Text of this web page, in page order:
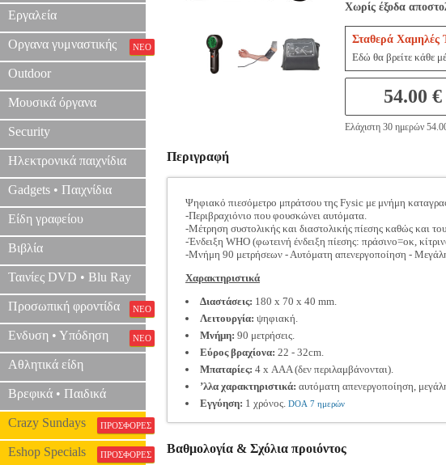
Εργαλεία
Οργανα γυμναστικής ΝΕΟ
Outdoor
Μουσικά όργανα
Security
Ηλεκτρονικά παιχνίδια
Gadgets • Παιχνίδια
Είδη γραφείου
Βιβλία
Ταινίες DVD • Blu Ray
Προσωπική φροντίδα ΝΕΟ
Ενδυση • Υπόδηση ΝΕΟ
Αθλητικά είδη
Βρεφικά • Παιδικά
Crazy Sundays ΠΡΟΣΦΟΡΕΣ
Eshop Specials ΠΡΟΣΦΟΡΕΣ
Χωρίς έξοδα
Σταθερά Χαμηλές
Εδώ θα βρείτε κάθε
54.00 €
Ελάχιστη 30 ημερών
Περιγραφή
Ψηφιακό πιεσόμετρο μπράτσου της Fysic με μνήμη
-Περιβραχιόνιο που φουσκώνει αυτόματα.
-Μέτρηση συστολικής και διαστολικής πίεσης καθώς και
-Ένδειξη WHO (φωτεινή ένδειξη πίεσης: πράσινο=οκ,
-Μνήμη 90 μετρήσεων - Αυτόματη απενεργοποίηση -
Χαρακτηριστικά
Διαστάσεις: 180 x 70 x 40 mm.
Λειτουργία: ψηφιακή.
Μνήμη: 90 μετρήσεις.
Εύρος βραχίονα: 22 - 32cm.
Μπαταρίες: 4 x ΑΑΑ (δεν περιλαμβάνονται).
’λλα χαρακτηριστικά: αυτόματη απενεργοποίηση,
Εγγύηση: 1 χρόνος. DOA 7 ημερών
Βαθμολογία & Σχόλια προιόντος